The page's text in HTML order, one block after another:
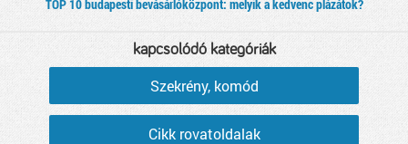
TOP 10 budapesti bevásárlóközpont: melyik a kedvenc plázátok?
kapcsolódó kategóriák
Szekrény, komód
Cikk rovatoldalak